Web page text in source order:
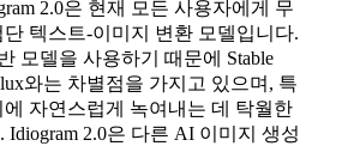
2.0은 현재 모든 사용자에게 무
텍스트-이미지 변환 모델입니다.
모델을 사용하기 때문에 Stable
와는 차별점을 가지고 있으며, 특
자연스럽게 녹여내는 데 탁월한
Idiogram 2.0은 다른 AI 이미지 생성